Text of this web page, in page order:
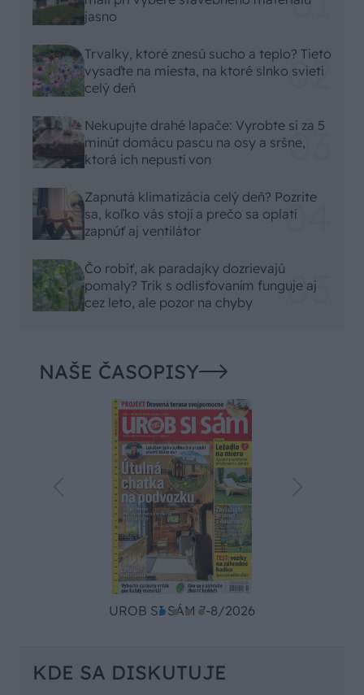
jasno
Trvalky, ktoré znesú sucho a teplo? Tieto
vysaďte na miesta, na ktoré slnko svieti
celý deň
Nekupujte drahé lapače: Vyrobte si za 5
minút domácu pascu na osy a sršne,
ktorá ich nepustí von
Zapnutá klimatizácia celý deň? Pozrite
sa, koľko vás stojí a prečo sa oplatí
zapnúť aj ventilátor
Čo robiť, ak paradajky dozrievajú
pomaly? Trik s odlisťovaním funguje aj
cez leto, ale pozor na chyby
NAŠE ČASOPISY
UROB SI SÁM 7-8/2026
KDE SA DISKUTUJE